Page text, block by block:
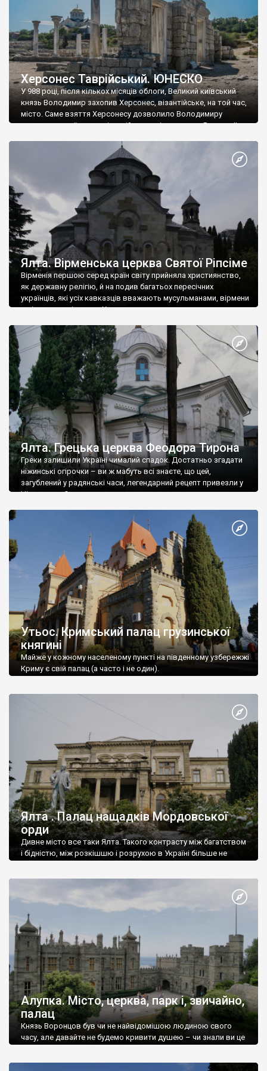
Херсонес Таврійський. ЮНЕСКО
У 988 році, після кількох місяців облоги, Великий київський
князь Володимир захопив Херсонес, візантійське, на той час,
місто. Саме взяття Херсонесу дозволило Володимиру
диктувати свої умови візантійському імператору Василю ІІ, та
Херсонесі Володимир-язичник, став Василем-християнином.
А потім було Хрещення Русі. На честь Херсонесу Таврійського
Ялта. Вірменська церква Святої Ріпсіме
Вірменія першою серед країн світу прийняла християнство,
як державну релігію, й на подив багатьох пересічних
українців, які усіх кавказців вважають мусульманами, вірмени
є відданими вірянами Христа
Ялта. Грецька церква Феодора Тирона
Греки залишили Україні чималий спадок. Достатньо згадати
ніжинські огірочки – ви ж мабуть всі знаєте, що цей,
загублений у радянські часи, легендарний рецепт привезли у
Ніжин греки?
Утьос. Кримський палац грузинської
княгині
Майже у кожному населеному пункті на південному узбережжі
Криму є свій палац (а часто і не один).
Ялта . Палац нащадків Мордовської
орди
Дивне місто все таки Ялта. Такого контрасту між багатством
і бідністю, між розкішшю і розрухою в Україні більше не
Алупка. Місто, церква, парк і, звичайно,
палац
Князь Воронцов був чи не найвідомішою людиною свого
часу, але давайте не будемо кривити душею – чи знали ви це